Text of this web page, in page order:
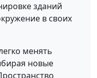
зданий
в своих
менять
новые